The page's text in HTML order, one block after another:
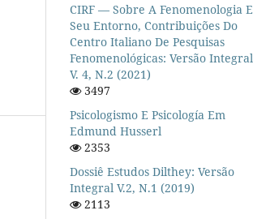
CIRF — Sobre A Fenomenologia E
Seu Entorno, Contribuições Do
Centro Italiano De Pesquisas
Fenomenológicas: Versão Integral
V. 4, N.2 (2021)
3497
Psicologismo E Psicología Em
Edmund Husserl
2353
Dossiê Estudos Dilthey: Versão
Integral V.2, N.1 (2019)
2113